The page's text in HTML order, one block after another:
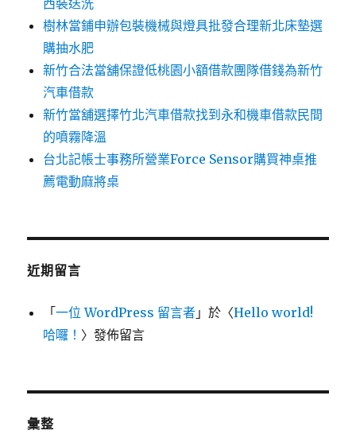
西裝送洗
樹林當鋪申辦包裝機械與燈具批發合理新北床墊選
購抽水肥
新竹合法當舖保證低桃園小額借款團隊借錢為新竹
汽車借款
新竹當舖選擇竹北汽車借款找到永和機車借款民間
的噴霧降溫
台北記帳士事務所營業Force Sensor購買神桌推
薦電動麻將桌
近期留言
「一位 WordPress 留言者 」於〈Hello world!
哈囉！ 〉發佈留言
彙整